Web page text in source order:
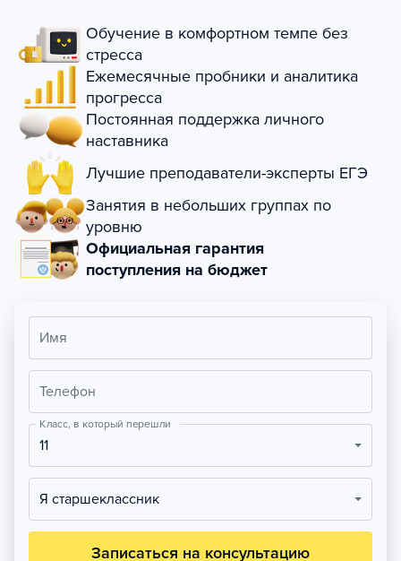
Обучение в комфортном темпе без
стресса
Ежемесячные пробники и аналитика
прогресса
Постоянная поддержка личного
наставника
Лучшие преподаватели-эксперты ЕГЭ
Занятия в небольших группах по
уровню
Официальная гарантия
поступления на бюджет
Имя
Телефон
Класс, в который перешли
11
Я старшеклассник
Записаться на консультацию